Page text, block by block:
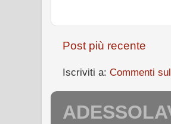
Post più recente
Iscriviti a: Commenti